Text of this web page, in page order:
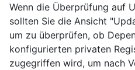
Wenn die Überprüfung auf
sollten Sie die Ansicht
um zu überprüfen, ob
konfigurierten privaten
zugegriffen wird, um nach